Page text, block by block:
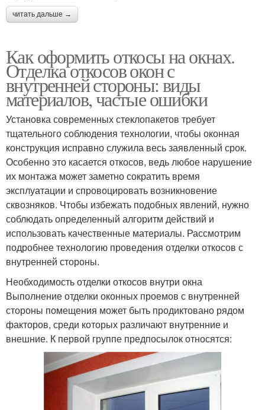
читать дальше →
Как оформить откосы на окнах.
Отделка откосов окон с
внутренней стороны: виды
материалов, частые ошибки
Установка современных стеклопакетов требует
тщательного соблюдения технологии, чтобы оконная
конструкция исправно служила весь заявленный срок.
Особенно это касается откосов, ведь любое нарушение
их монтажа может заметно сократить время
эксплуатации и спровоцировать возникновение
сквозняков. Чтобы избежать подобных явлений, нужно
соблюдать определенный алгоритм действий и
использовать качественные материалы. Рассмотрим
подробнее технологию проведения отделки откосов с
внутренней стороны.
Необходимость отделки откосов внутри окна
Выполнение отделки оконных проемов с внутренней
стороны помещения может быть продиктовано рядом
факторов, среди которых различают внутренние и
внешние. К первой группе предпосылок относятся: